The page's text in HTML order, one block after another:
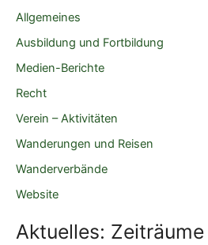
c
h
:
Allgemeines
Ausbildung und Fortbildung
Medien-Berichte
Recht
Verein – Aktivitäten
Wanderungen und Reisen
Wanderverbände
Website
Aktuelles: Zeiträume